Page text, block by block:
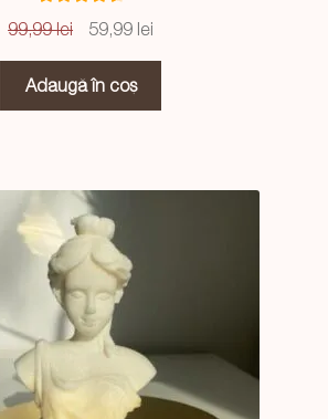
99,99lei
Prețul
a
fost:
59,99 leiPrețul
59,99 lei.
Adaugă în coș